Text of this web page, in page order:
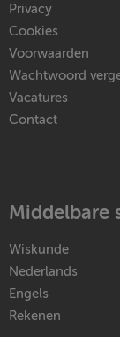
Privacy
Cookies
Voorwaarden
Wachtwoord
Vacatures
Contact
Middelbare
Wiskunde
Nederlands
Engels
Rekenen